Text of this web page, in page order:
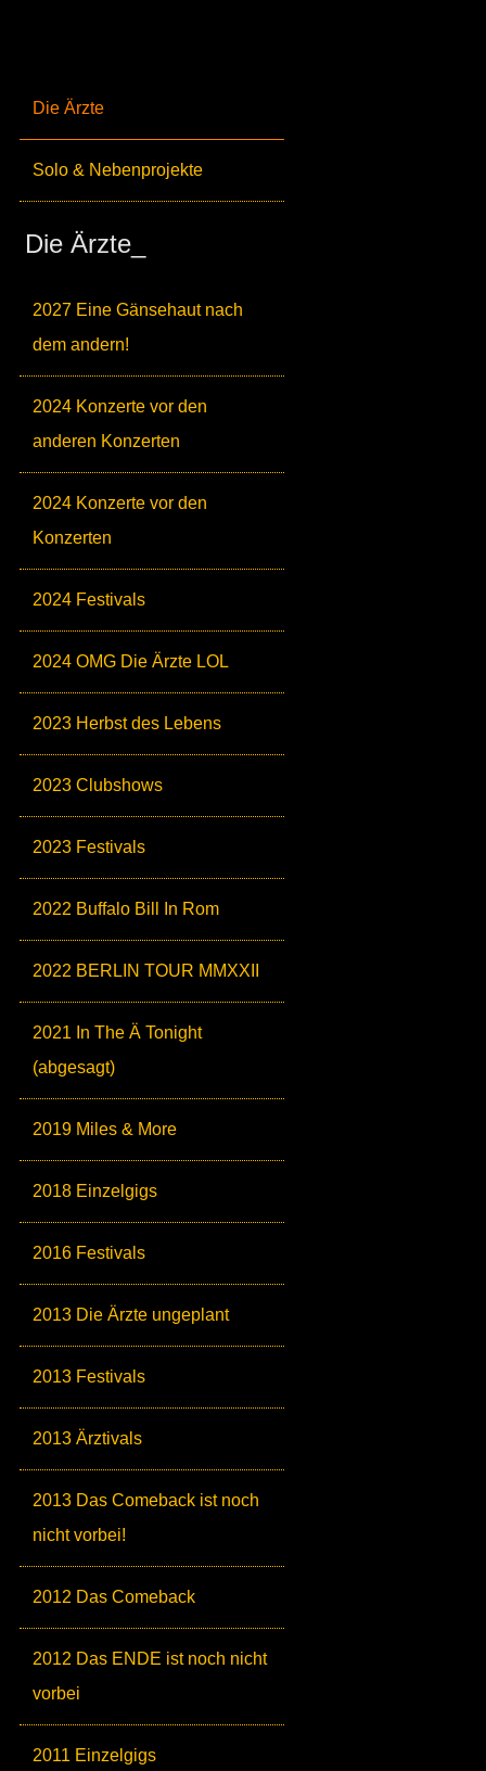
Die Ärzte
Solo & Nebenprojekte
Die Ärzte_
2027 Eine Gänsehaut nach
dem andern!
2024 Konzerte vor den
anderen Konzerten
2024 Konzerte vor den
Konzerten
2024 Festivals
2024 OMG Die Ärzte LOL
2023 Herbst des Lebens
2023 Clubshows
2023 Festivals
2022 Buffalo Bill In Rom
2022 BERLIN TOUR MMXXII
2021 In The Ä Tonight
(abgesagt)
2019 Miles & More
2018 Einzelgigs
2016 Festivals
2013 Die Ärzte ungeplant
2013 Festivals
2013 Ärztivals
2013 Das Comeback ist noch
nicht vorbei!
2012 Das Comeback
2012 Das ENDE ist noch nicht
vorbei
2011 Einzelgigs